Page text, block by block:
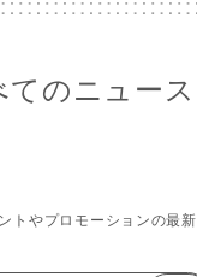
てのニュース
トやプロモーションの最新